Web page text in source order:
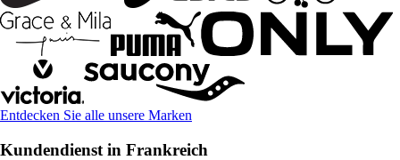
Entdecken Sie alle unsere Marken
Kundendienst in Frankreich